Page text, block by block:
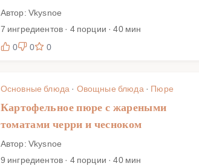
Автор: Vkysnoe
7 ингредиентов · 4 порции · 40 мин
0
0 0
Основные блюда · Овощные блюда· Пюре
Картофельное пюре с жареными
томатами черри и чесноком
Автор: Vkysnoe
9 ингредиентов · 4 порции · 40 мин